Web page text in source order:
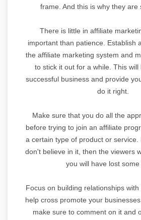
frame. And this is why they are
There is little in affiliate
important than patience. Establish
the affiliate marketing system and
to stick it out for a while. This will
successful business and provide
do it right.
Make sure that you do all the
before trying to join an affiliate
a certain type of product or service.
don't believe in it, then the viewers
you will have lost some
Focus on building relationships
help cross promote your
make sure to comment on it and